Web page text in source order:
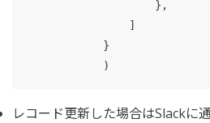
},
]
}
)
レコード更新した場合はSlackに